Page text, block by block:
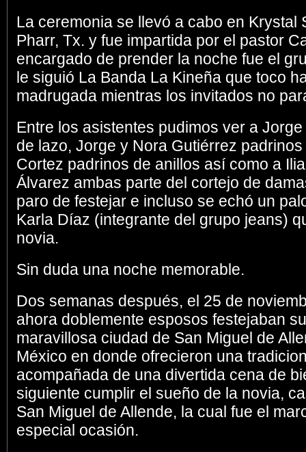
La ceremonia se llevó a cabo en Krystal
Pharr, Tx. y fue impartida por el pastor
encargado de prender la noche fue el
le siguió La Banda La Kineña que toco
madrugada mientras los invitados no
Entre los asistentes pudimos ver a
de lazo, Jorge y Nora Gutiérrez
Cortez padrinos de anillos así como a
Álvarez ambas parte del cortejo de
paro de festejar e incluso se echó un
Karla Díaz (integrante del grupo jeans)
novia.
Sin duda una noche memorable.
Dos semanas después, el 25 de
ahora doblemente esposos festejaban
maravillosa ciudad de San Miguel de
México en donde ofrecieron una
acompañada de una divertida cena de
siguiente cumplir el sueño de la novia,
San Miguel de Allende, la cual fue el
especial ocasión.